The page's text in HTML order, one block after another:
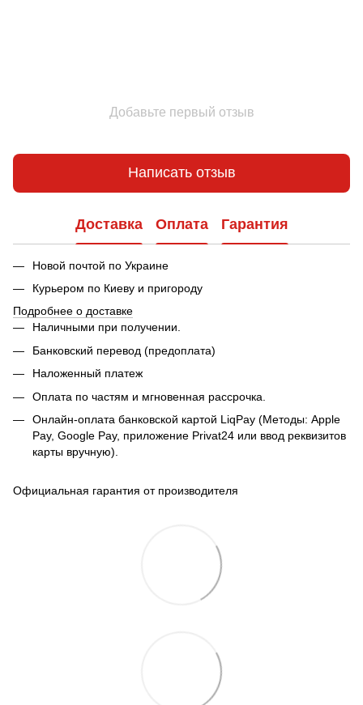
Добавьте первый отзыв
Написать отзыв
Доставка Оплата Гарантия
Новой почтой по Украине
Курьером по Киеву и пригороду
Подробнее о доставке
Наличными при получении.
Банковский перевод (предоплата)
Наложенный платеж
Оплата по частям и мгновенная рассрочка.
Онлайн-оплата банковской картой LiqPay (Методы: Apple
Pay, Google Pay, приложение Privat24 или ввод реквизитов
карты вручную).
Официальная гарантия от производителя